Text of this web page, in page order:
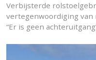
Verbijsterde
vertegenwoordiging
“Er is geen